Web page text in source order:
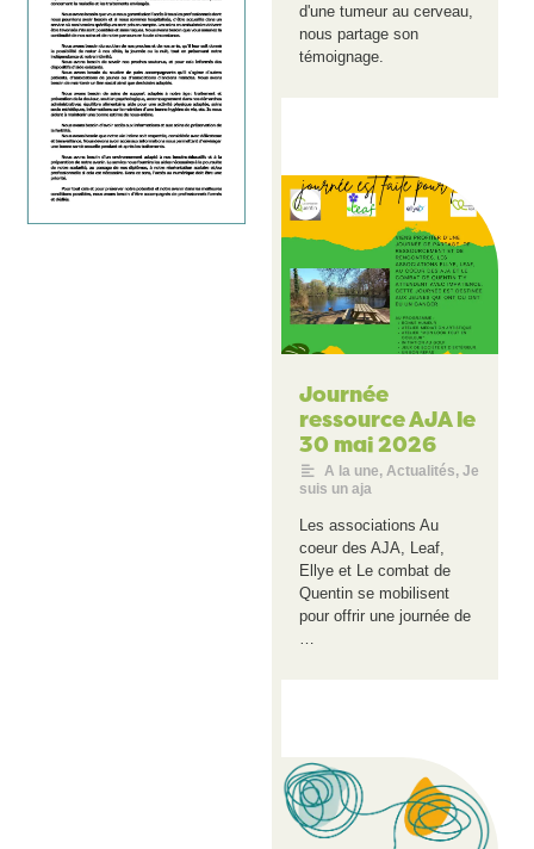
d'une tumeur au cerveau,
nous partage son
témoignage.
Journée
ressource AJA le
30 mai 2026
A la une,Actualités,Je
suis un aja
Les associations Au
coeur des AJA, Leaf,
Ellye et Le combat de
Quentin se mobilisent
pour offrir une journée de
…